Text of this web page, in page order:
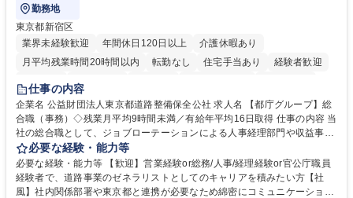
勤務地
東京都新宿区
業界未経験歓迎
年間休日120日以上
介護休暇あり
月平均残業時間20時間以内
転勤なし 住宅手当あり
経験者歓迎
研修あり
退職金あり
駅近5分以内
資格取得手当あり 食事補助あり
仕事の内容
企業名 公益財団法人東京都道路整備保全公社 求人名 【都庁グループ】総
合職（事務）◇残業月平均9時間未満／有給年平均16日取得 仕事の内容 当
社の総合職として、ジョブローテーションによる人事経理部門や収益事業
等のフロント部門の部署等幅広い部署での業務をお任せいたします。研修
制度やキャリア支援が充実しております！ ※下記業務詳細 【業務詳細】■
管理部門：広報、人事、経理など当公社の運営に係る管理業務 ■収益部
門：駐車場の新規開拓、管理運営、新宿駅西口広場の「イベントコーナ
必要な経験・能力等
必要な経験・能力等 【歓迎】営業経験or総務/人事/経理経験or官公庁職員
経験者で、道路事業のゼネラリストとしてのキャリアを積みたい方【社
風】社内関係部署や東京都と連携が必要なため綿密にコミュニケーション